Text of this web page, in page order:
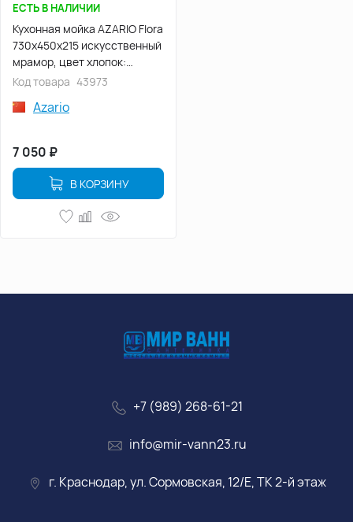
ЕСТЬ В НАЛИЧИИ
Кухонная мойка AZARIO Flora
730x450x215 искусственный
мрамор, цвет хлопок:
CS00079914
Код товара 43973
Azario
7 050 ₽
В КОРЗИНУ
+7 (989) 268-61-21
info@mir-vann23.ru
г. Краснодар, ул. Сормовская, 12/Е, ТК 2-й этаж